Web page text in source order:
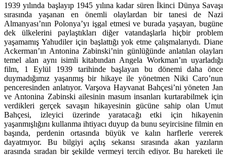
1939 yılında başlayıp 1945 yılına kadar süren İkinci Dünya Savaşı
sırasında yaşanan en önemli olaylardan bir tanesi de Nazi
Almanyası’nın Polonya’yı işgal etmesi ve burada yaşayan, bugüne
dek ülkelerini paylaştıkları diğer vatandaşlarla hiçbir problem
yaşamamış Yahudiler için başlattığı yok etme çalışmalarıydı. Diane
Ackerman’ın Antonina Zabinski’nin günlüğünde anlatılan olayları
temel alan aynı isimli kitabından Angela Workman’ın uyarladığı
film, 1 Eylül 1939 tarihinde başlayan bu dönemi daha önce
duymadığımız yaşanmış bir hikaye ile yönetmen Niki Caro’nun
penceresinden anlatıyor. Varşova Hayvanat Bahçesi’ni yöneten Jan
ve Antonina Zabinski ailesinin masum insanları kurtarabilmek için
verdikleri gerçek savaşın hikayesinin gücüne sahip olan Umut
Bahçesi, izleyici üzerinde yaratacağı etki için hikayenin
yaşanmışlığını kullanma ihtiyacı duyup da bunu seyircisine filmin en
başında, perdenin ortasında büyük ve kalın harflerle vererek
dayatmıyor. Bu bilgiyi açılış sekansı sırasında akan yazıların
arasında sıradan bir şekilde vermeyi tercih ediyor. Bu hareketi ile